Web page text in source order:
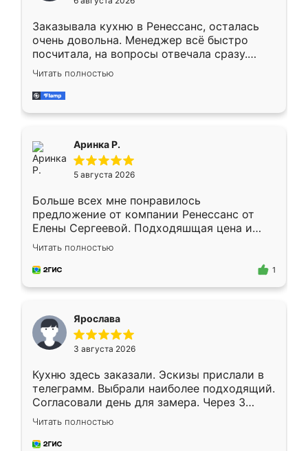
мебели буду заказывать только здесь.
Заказывала кухню в Ренессанс, осталась
очень довольна. Менеджер всё быстро
посчитала, на вопросы отвечала сразу.
Замерщик приехал в субботу, подошёл к
делу со всей ответственностью. Собрали
за день, ребята работали аккуратно, даже
Читать полностью
Аринка Р.
5 августа 2026
Больше всех мне понравилось
предложение от компании Ренессанс от
Елены Сергеевой. Подходяшщая цена и
короткие сроки изготовления. Приехавший
для замера сотрудник Владислав
предложил по моему эскизу самый
Читать полностью
1
Ярослава
3 августа 2026
Кухню здесь заказали. Эскизы прислали в
телеграмм. Выбрали наиболее подходящий.
Согласовали день для замера. Через 3
недели кухня была уже готова. Остались
довольны работой. Спасибо Ренессанс
мебель за качественную работу!
Читать полностью